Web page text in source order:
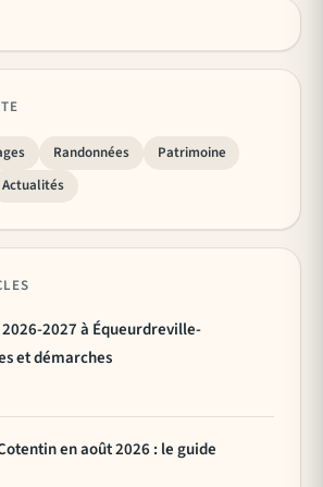
Randonnées
Patrimoine
Actualités
2027 à Équeurdreville-
et démarches
en août 2026 : le guide